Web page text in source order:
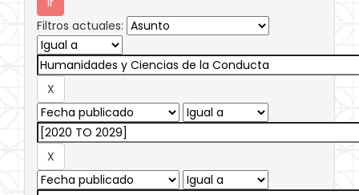
Filtros actuales: